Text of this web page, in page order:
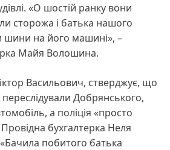
«О шостій ранку вони
сторожа і батька нашого
шини на його машині», –
Майя Волошина.
Васильович, стверджує, що
Добрянського,
а поліція «просто
бухгалтерка Неля
побитого батька